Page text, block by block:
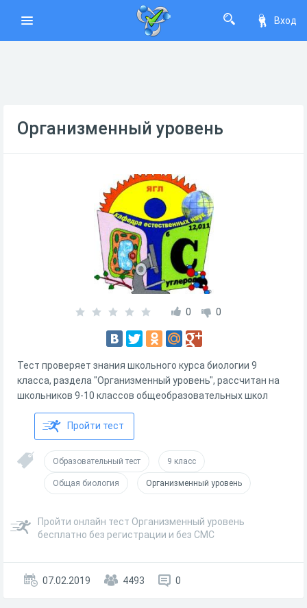
Вход
Организменный уровень
0 0
Тест проверяет знания школьного курса биологии 9
класса, раздела "Организменный уровень", рассчитан на
школьников 9-10 классов общеобразовательных школ
Пройти тест
Образовательный тест 9 класс
Общая биология Организменный уровень
Пройти онлайн тест Организменный уровень
бесплатно без регистрации и без СМС
07.02.2019 4493 0